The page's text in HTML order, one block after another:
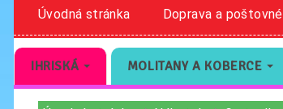
Úvodná stránka Doprava a poštovné
IHRISKÁ MOLITANY A KOBERCE